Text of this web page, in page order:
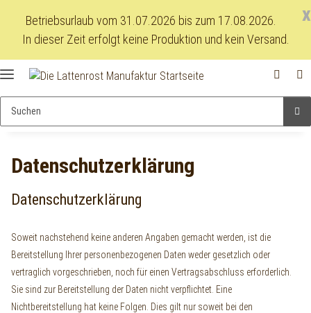
x
Betriebsurlaub vom 31.07.2026 bis zum 17.08.2026.
In dieser Zeit erfolgt keine Produktion und kein Versand.
Datenschutzerklärung
Datenschutzerklärung
Soweit nachstehend keine anderen Angaben gemacht werden, ist die
Bereitstellung Ihrer personenbezogenen Daten weder gesetzlich oder
vertraglich vorgeschrieben, noch für einen Vertragsabschluss erforderlich.
Sie sind zur Bereitstellung der Daten nicht verpflichtet. Eine
Nichtbereitstellung hat keine Folgen. Dies gilt nur soweit bei den